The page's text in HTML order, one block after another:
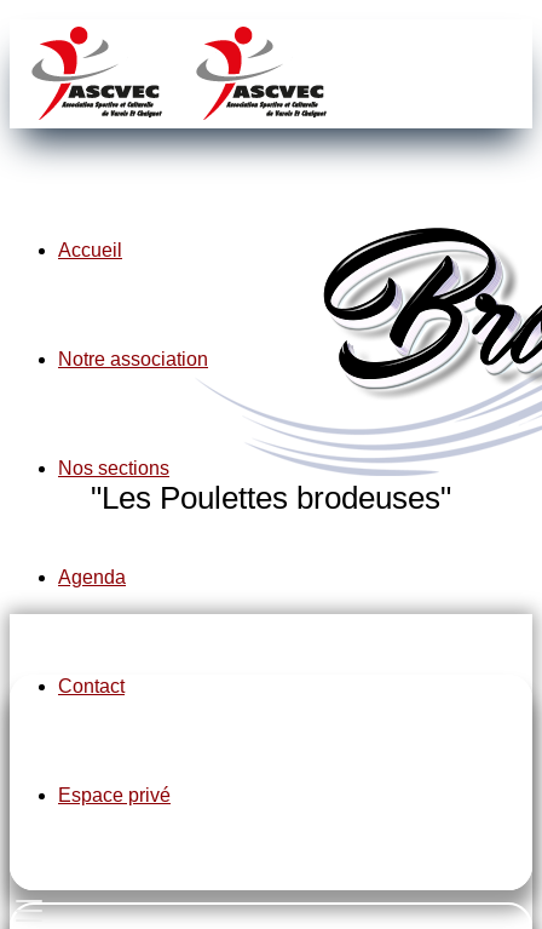
Accueil
Notre association
Nos sections
Agenda
Contact
Espace privé
"Les Poulettes brodeuses"